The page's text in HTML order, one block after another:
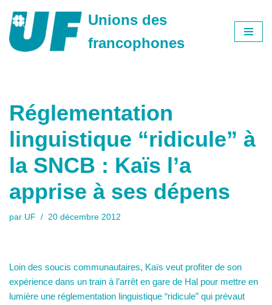
Aller
au
Unions des
francophones
Réglementation
linguistique “ridicule” à
la SNCB : Kaïs l’a
apprise à ses dépens
par UF 20 décembre 2012
Loin des soucis communautaires, Kaïs veut profiter de son
expérience dans un train à l’arrêt en gare de Hal pour mettre en
lumière une réglementation linguistique “ridicule” qui prévaut